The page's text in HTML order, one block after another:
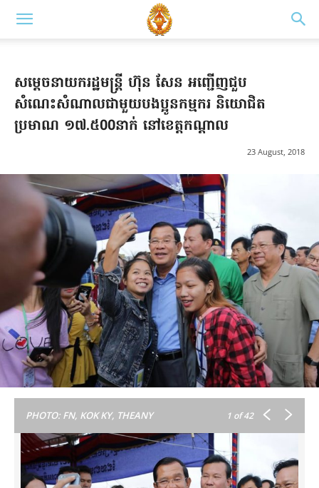
សម្តេចនាយករដ្ឋមន្រ្តី ហ៊ុន សែន អញ្ជើញជួប
សំណេះសំណាលជាមួយបងប្អូនកម្មករ និយោជិត
ប្រមាណ ១៧.៥00នាក់ នៅខេត្តកណ្តាល
23 August, 2018
PHOTO: FN, KOK KY, THEANY 1 of 42